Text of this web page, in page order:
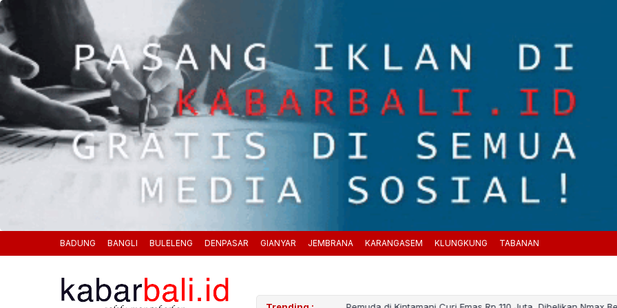
BADUNG BANGLI BULELENG DENPASAR GIANYAR JEMBRANA KARANGASEM KLUNGKUNG TABANAN